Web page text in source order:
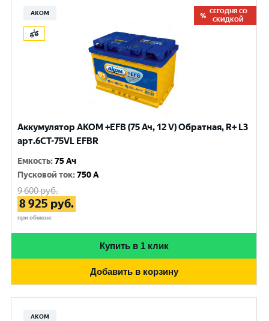
АКОМ
СЕГОДНЯ СО
СКИДКОЙ
Аккумулятор AKOM +EFB (75 Ач, 12 V) Обратная, R+ L3
арт.6СТ-75VL EFBR
Емкость:75 Ач
Пусковой ток:750 A
9 600руб.
8 925 руб.
при обмене
Купить в 1 клик
Добавить в корзину
АКОМ